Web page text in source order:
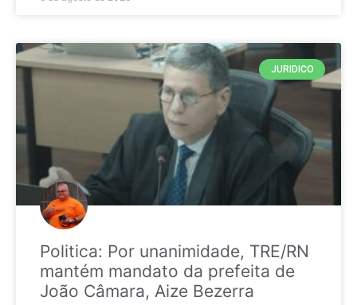
JURIDICO
Politica: Por unanimidade, TRE/RN
mantém mandato da prefeita de
João Câmara, Aize Bezerra